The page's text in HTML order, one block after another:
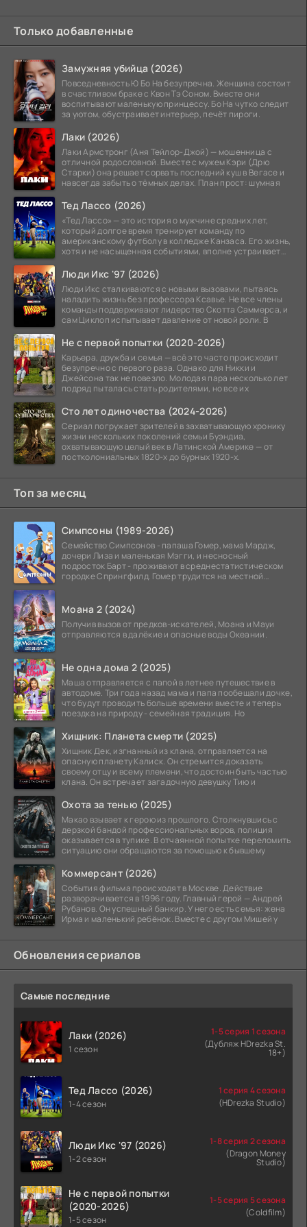
Только добавленные
Замужняя убийца (2026)
Повседневность Ю Бо На безупречна. Женщина состоит
в счастливом браке с Квон Тэ Соном. Вместе они
воспитывают маленькую принцессу. Бо На чутко следит
за уютом, обустраивает интерьер, печёт пироги.
Лаки (2026)
Лаки Армстронг (Аня Тейлор-Джой) — мошенница с
отличной родословной. Вместе с мужем Кэри (Дрю
Старки) она решает сорвать последний куш в Вегасе и
навсегда забыть о тёмных делах. План прост: шумная
Тед Лассо (2026)
«Тед Лассо» — это история о мужчине средних лет,
который долгое время тренирует команду по
американскому футболу в колледже Канзаса. Его жизнь,
хотя и не насыщенная событиями, вполне устраивает
Люди Икс '97 (2026)
Люди Икс сталкиваются с новыми вызовами, пытаясь
наладить жизнь без профессора Ксавье. Не все члены
команды поддерживают лидерство Скотта Саммерса, и
сам Циклоп испытывает давление от новой роли. В
Не с первой попытки (2020-2026)
Карьера, дружба и семья — всё это часто происходит
безупречно с первого раза. Однако для Никки и
Джейсона так не повезло. Молодая пара несколько лет
подряд пыталась стать родителями, но все их
Сто лет одиночества (2024-2026)
Сериал погружает зрителей в захватывающую хронику
жизни нескольких поколений семьи Буэндиа,
охватывающую целый век в Латинской Америке — от
постколониальных 1820-х до бурных 1920-х.
Топ за месяц
Симпсоны (1989-2026)
Семейство Симпсонов - папаша Гомер, мама Мардж,
дочери Лиза и маленькая Мэгги, и несносный
подросток Барт - проживают в среднестатистическом
городке Спрингфилд. Гомер трудится на местной
Моана 2 (2024)
Получив вызов от предков-искателей, Моана и Мауи
отправляются в далёкие и опасные воды Океании.
Не одна дома 2 (2025)
Маша отправляется с папой в летнее путешествие в
автодоме. Три года назад мама и папа пообещали дочке,
что будут проводить больше времени вместе и теперь
поездка на природу - семейная традиция. Но
Хищник: Планета смерти (2025)
Хищник Дек, изгнанный из клана, отправляется на
опасную планету Калиск. Он стремится доказать
своему отцу и всему племени, что достоин быть частью
клана. Он встречает загадочную девушку Тию и
Охота за тенью (2025)
Макао взывает к герою из прошлого. Столкнувшись с
дерзкой бандой профессиональных воров, полиция
оказывается в тупике. В отчаянной попытке переломить
ситуацию они обращаются за помощью к бывшему
Коммерсант (2026)
События фильма происходят в Москве. Действие
разворачивается в 1996 году. Главный герой — Андрей
Рубанов. Он успешный банкир. У него есть семья: жена
Ирма и маленький ребёнок. Вместе с другом Мишей у
Обновления сериалов
Самые последние
Лаки (2026)
1 сезон
1-5 серия 1 сезона
(Дубляж HDrezka St.
18+)
Тед Лассо (2026)
1-4 сезон
1 серия 4 сезона
(HDrezka Studio)
Люди Икс '97 (2026)
1-2 сезон
1-8 серия 2 сезона
(Dragon Money
Studio)
Не с первой попытки
(2020-2026)
1-5 сезон
1-5 серия 5 сезона
(Coldfilm)